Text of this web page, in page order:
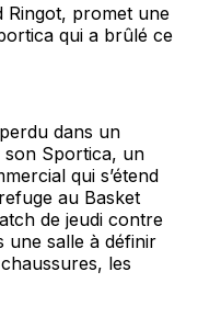
Ringot, promet une
qui a brûlé ce
dans un
son Sportica, un
qui s’étend
au Basket
de jeudi contre
une salle à définir
les